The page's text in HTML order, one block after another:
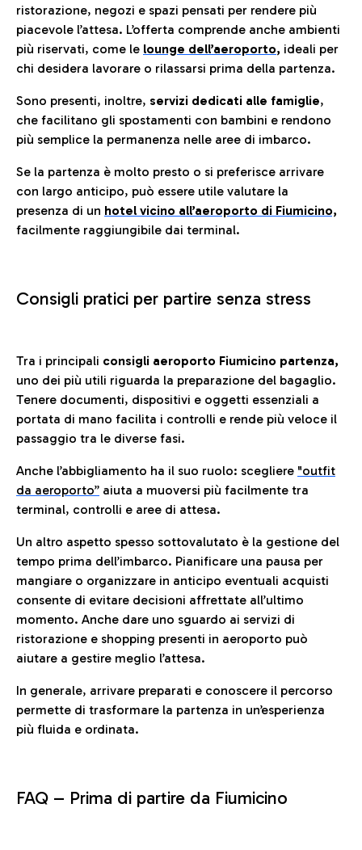
ristorazione, negozi e spazi pensati per rendere più
piacevole l’attesa. L’offerta comprende anche ambienti
più riservati, come le lounge dell’aeroporto, ideali per
chi desidera lavorare o rilassarsi prima della partenza.
Sono presenti, inoltre, servizi dedicati alle famiglie,
che facilitano gli spostamenti con bambini e rendono
più semplice la permanenza nelle aree di imbarco.
Se la partenza è molto presto o si preferisce arrivare
con largo anticipo, può essere utile valutare la
presenza di un hotel vicino all’aeroporto di Fiumicino,
facilmente raggiungibile dai terminal.
Consigli pratici per partire senza stress
Tra i principali consigli aeroporto Fiumicino partenza,
uno dei più utili riguarda la preparazione del bagaglio.
Tenere documenti, dispositivi e oggetti essenziali a
portata di mano facilita i controlli e rende più veloce il
passaggio tra le diverse fasi.
Anche l’abbigliamento ha il suo ruolo: scegliere "outfit
da aeroporto” aiuta a muoversi più facilmente tra
terminal, controlli e aree di attesa.
Un altro aspetto spesso sottovalutato è la gestione del
tempo prima dell’imbarco. Pianificare una pausa per
mangiare o organizzare in anticipo eventuali acquisti
consente di evitare decisioni affrettate all’ultimo
momento. Anche dare uno sguardo ai servizi di
ristorazione e shopping presenti in aeroporto può
aiutare a gestire meglio l’attesa.
In generale, arrivare preparati e conoscere il percorso
permette di trasformare la partenza in un’esperienza
più fluida e ordinata.
FAQ – Prima di partire da Fiumicino